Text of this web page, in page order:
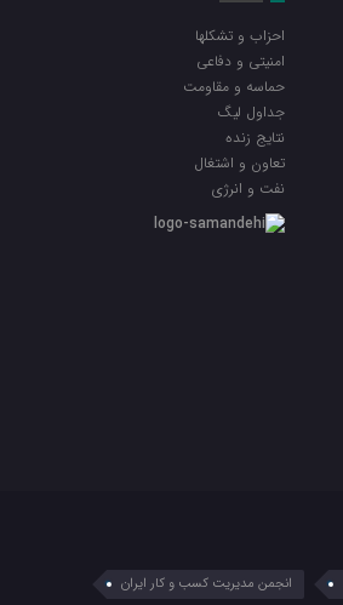
احزاب و تشکلها
امنیتی و دفاعی
حماسه و مقاومت
جداول لیگ
نتایج زنده
تعاون و اشتغال
نفت و انرژی
انجمن مدیریت کسب و کار ایران